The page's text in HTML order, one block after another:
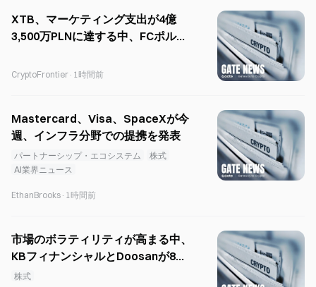
XTB、マーケティング支出が4億
3,500万PLNに達する中、FCポルト
CryptoFrontier · 1時間前
Mastercard、Visa、SpaceXが今
週、インフラ分野での提携を発表
パートナーシップ・エコシステム
株式
AI業界ニュース
EthanBrooks · 1時間前
市場のボラティリティが高まる中、
KBフィナンシャルとDoosanが8月
の配当スケジュールを発表
株式